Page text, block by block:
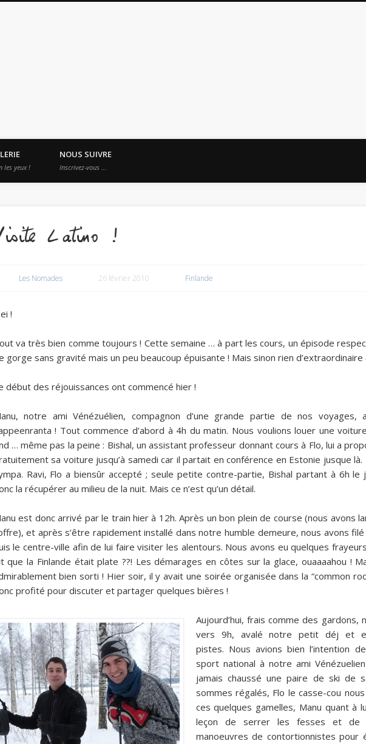
les yeux !
NOUS SUIVRE
Inscrivez-vous …
Latino !
Les Nomades 26 février 2010 Finlande
!
va très bien comme toujours ! Cette semaine … à part les cours, un épisode
gorge sans gravité mais un peu beaucoup épuisante ! Mais sinon rien d’extraordinaire
début des réjouissances ont commencé hier !
notre ami Vénézuélien, compagnon d’une grande partie de nos voyages,
! Tout commence d’abord à 4h du matin. Nous voulions louer une
… même pas la peine : Bishal, un assistant professeur donnant cours à Flo, lui a
sa voiture jusqu’à samedi car il partait en conférence en Estonie jusque
Ravi, Flo a biensûr accepté ; seule petite contre-partie, Bishal partant à 6h le
la récupérer au milieu de la nuit. Mais ce n’est qu’un détail.
est donc arrivé par le train hier à 12h. Après un bon plein de course (nous avons
et après s’être rapidement installé dans notre humble demeure, nous avons filé
le centre-ville afin de lui faire visiter les alentours. Nous avons eu quelques
que la Finlande était plate ??! Les démarages en côtes sur la glace, ouaaaahou !
bien sorti ! Hier soir, il y avait une soirée organisée dans la “common
profité pour discuter et partager quelques bières !
Aujourd’hui, frais comme des gardons,
vers 9h, avalé notre petit déj et
pistes. Nous avions bien l’intention
sport national à notre ami
jamais chaussé une paire de ski de
sommes régalés, Flo le casse-cou
ces quelques gamelles, Manu quant à
leçon de serrer les fesses et de
manoeuvres de contortionnistes pour